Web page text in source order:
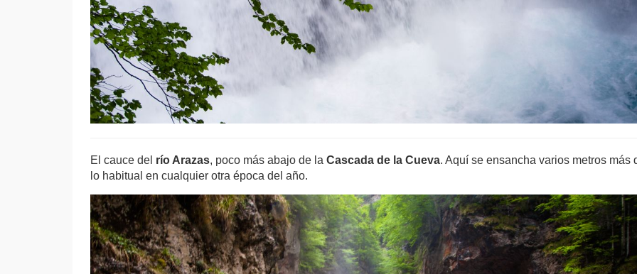
El cauce del río Arazas, poco más abajo de la Cascada de la Cueva. Aquí se ensancha varios metros más
lo habitual en cualquier otra época del año.